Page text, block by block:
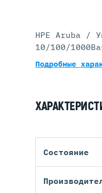
HPE Aruba /
10/100/
Подробные
Состояние